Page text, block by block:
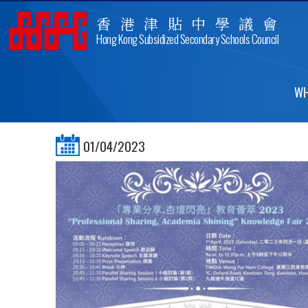
香港津貼中學議會
Hong Kong Subsidized Secondary Schools Council
PROFESSIONAL
01/04/2023